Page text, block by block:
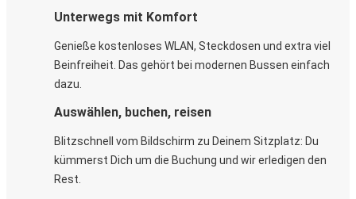
Unterwegs mit Komfort
Genieße kostenloses WLAN, Steckdosen und extra viel
Beinfreiheit. Das gehört bei modernen Bussen einfach
dazu.
Auswählen, buchen, reisen
Blitzschnell vom Bildschirm zu Deinem Sitzplatz: Du
kümmerst Dich um die Buchung und wir erledigen den
Rest.